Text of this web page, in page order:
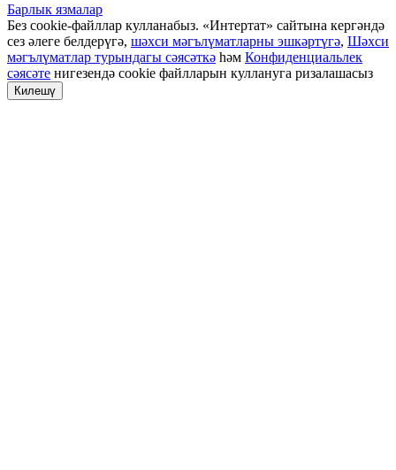
Барлык язмалар
Без cookie-файллар кулланабыз. «Интертат» сайтына кергәндә
сез әлеге белдерүгә, шәхси мәгълүматларны эшкәртүгә, Шәхси
мәгълүматлар турындагы сәясәткә һәм Конфиденциальлек
сәясәте нигезендә cookie файлларын куллануга ризалашасыз
Килешү